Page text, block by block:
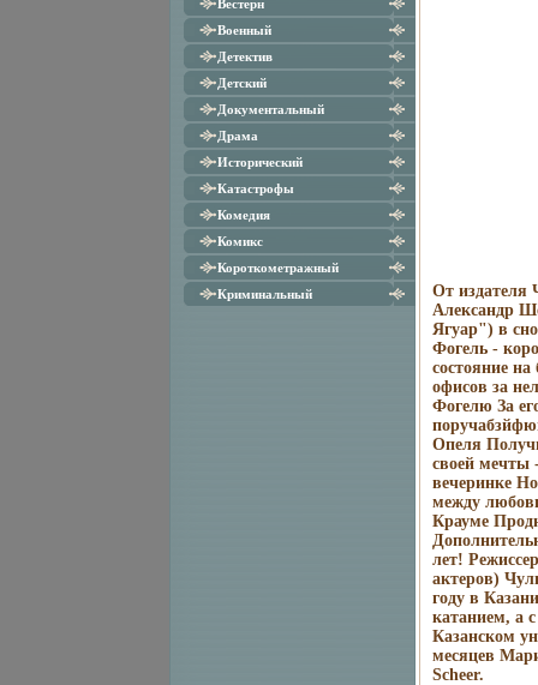
Вестерн
Военный
Детектив
Детский
Документальный
Драма
Исторический
Катастрофы
Комедия
Комикс
Короткометражный
Криминальный
От издателя
Александр
Ягуар") в
Фогель -
состояние
офисов за
Фогелю За
Опеля
своей мечты
вечеринке
между
Крауме
лет!
актеров)
году в
катанием, а
Казанском
месяцев
Scheer.